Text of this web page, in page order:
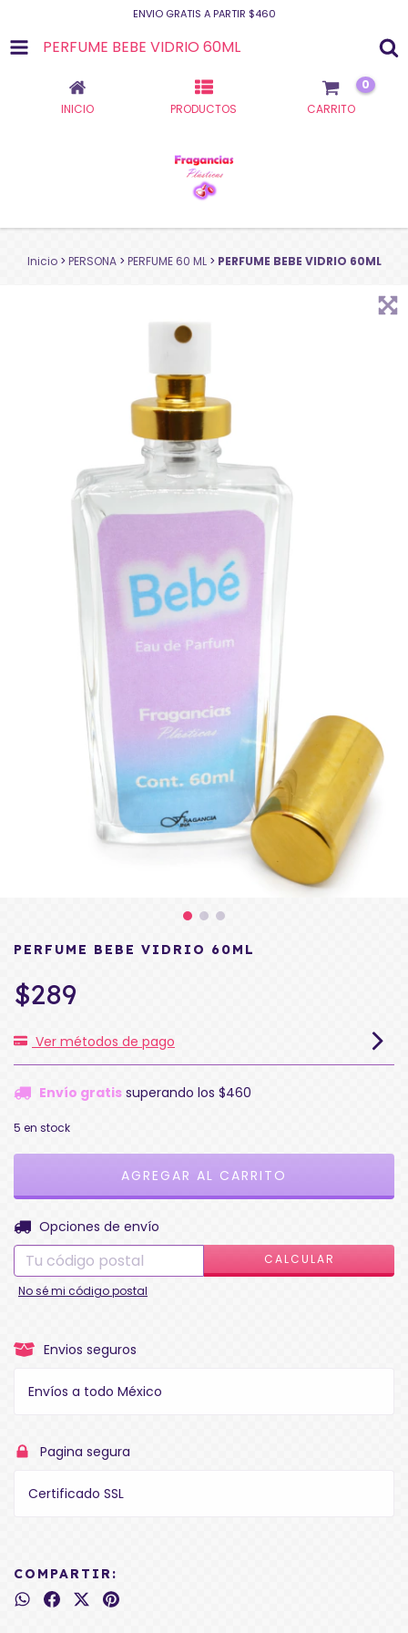
ENVIO GRATIS A PARTIR $460
PERFUME BEBE VIDRIO 60ML
INICIO PRODUCTOS CARRITO
0
Inicio > PERSONA > PERFUME 60 ML > PERFUME BEBE VIDRIO 60ML
PERFUME BEBE VIDRIO 60ML
$289
Ver métodos de pago
Envío gratis superando los $460
5 en stock
Entregas para el CP:
Opciones de envío
CALCULAR
No sé mi código postal
Envios seguros
Envíos a todo México
Pagina segura
Certificado SSL
COMPARTIR: